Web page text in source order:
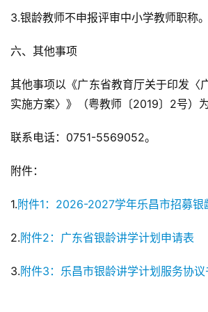
3.银龄教师不申报评审中小学教师职称。
六、其他事项
其他事项以《广东省教育厅关于印发〈
实施方案〉》（粤教师〔2019〕2号）为
联系电话：0751-5569052。
附件：
1.附件1：2026-2027学年乐昌市招募银
2.附件2：广东省银龄讲学计划申请表
3.附件3：乐昌市银龄讲学计划服务协议